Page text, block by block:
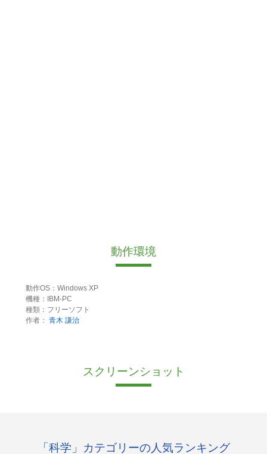
動作環境
動作OS：Windows XP
機種：IBM-PC
種類：フリーソフト
作者： 青木 謙治
スクリーンショット
「科学」カテゴリーの人気ランキング